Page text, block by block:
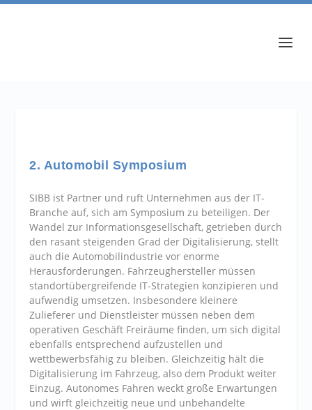
2. Automobil Symposium
SIBB ist Partner und ruft Unternehmen aus der IT-
Branche auf, sich am Symposium zu beteiligen. Der
Wandel zur Informationsgesellschaft, getrieben durch
den rasant steigenden Grad der Digitalisierung, stellt
auch die Automobilindustrie vor enorme
Herausforderungen. Fahrzeughersteller müssen
standortübergreifende IT-Strategien konzipieren und
aufwendig umsetzen. Insbesondere kleinere
Zulieferer und Dienstleister müssen neben dem
operativen Geschäft Freiräume finden, um sich digital
ebenfalls entsprechend aufzustellen und
wettbewerbsfähig zu bleiben. Gleichzeitig hält die
Digitalisierung im Fahrzeug, also dem Produkt weiter
Einzug. Autonomes Fahren weckt große Erwartungen
und wirft gleichzeitig neue und unbehandelte